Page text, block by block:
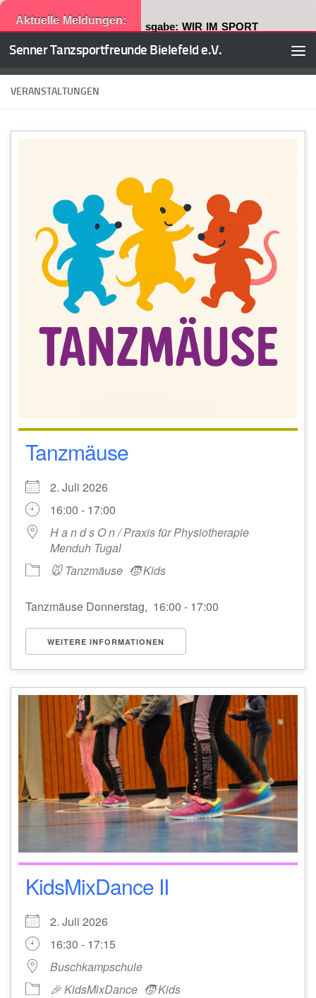
Aktuelle Meldungen:Neuste Ausgabe: WIR IM SPORT
Zum Inhalt springen
Senner Tanzsportfreunde Bielefeld e.V.
VERANSTALTUNGEN
Tanzmäuse
2. Juli 2026
16:00 - 17:00
H a n d s O n / Praxis für Physiotherapie
Menduh Tugal
🐭 Tanzmäuse 🧒 Kids
Tanzmäuse Donnerstag, 16:00 - 17:00
WEITERE INFORMATIONEN
KidsMixDance II
2. Juli 2026
16:30 - 17:15
Buschkampschule
🎉 KidsMixDance 🧒 Kids